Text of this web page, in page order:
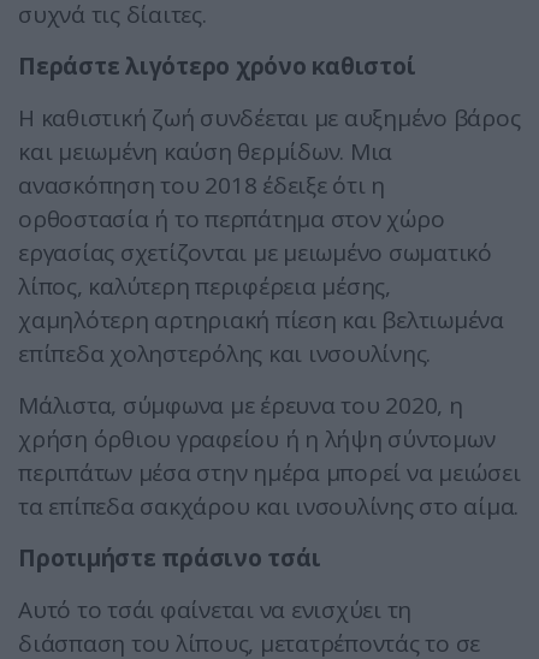
συχνά τις δίαιτες.
Περάστε λιγότερο χρόνο καθιστοί
Η καθιστική ζωή συνδέεται με αυξημένο βάρος
και μειωμένη καύση θερμίδων. Μια
ανασκόπηση του 2018 έδειξε ότι η
ορθοστασία ή το περπάτημα στον χώρο
εργασίας σχετίζονται με μειωμένο σωματικό
λίπος, καλύτερη περιφέρεια μέσης,
χαμηλότερη αρτηριακή πίεση και βελτιωμένα
επίπεδα χοληστερόλης και ινσουλίνης.
Μάλιστα, σύμφωνα με έρευνα του 2020, η
χρήση όρθιου γραφείου ή η λήψη σύντομων
περιπάτων μέσα στην ημέρα μπορεί να μειώσει
τα επίπεδα σακχάρου και ινσουλίνης στο αίμα.
Προτιμήστε πράσινο τσάι
Αυτό το τσάι φαίνεται να ενισχύει τη
διάσπαση του λίπους, μετατρέποντάς το σε